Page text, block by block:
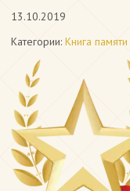
13.10.2019
Категории: Книга памяти